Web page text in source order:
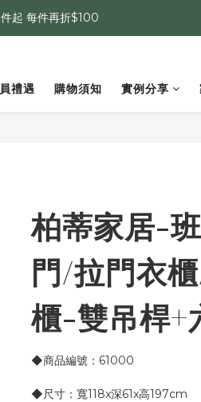
起 每件再折$100
禮遇 購物須知 實例分享
柏蒂家居-
門/拉門衣
櫃-雙吊桿+
◆商品編號：61000
◆尺寸：寬118x深61x高197cm